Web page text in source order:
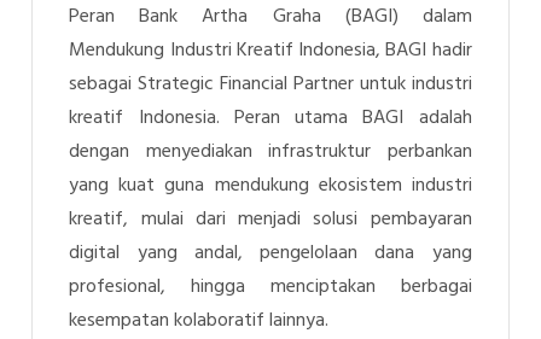
Peran Bank Artha Graha (BAGI) dalam
Mendukung Industri Kreatif Indonesia, BAGI hadir
sebagai Strategic Financial Partner untuk industri
kreatif Indonesia. Peran utama BAGI adalah
dengan menyediakan infrastruktur perbankan
yang kuat guna mendukung ekosistem industri
kreatif, mulai dari menjadi solusi pembayaran
digital yang andal, pengelolaan dana yang
profesional, hingga menciptakan berbagai
kesempatan kolaboratif lainnya.